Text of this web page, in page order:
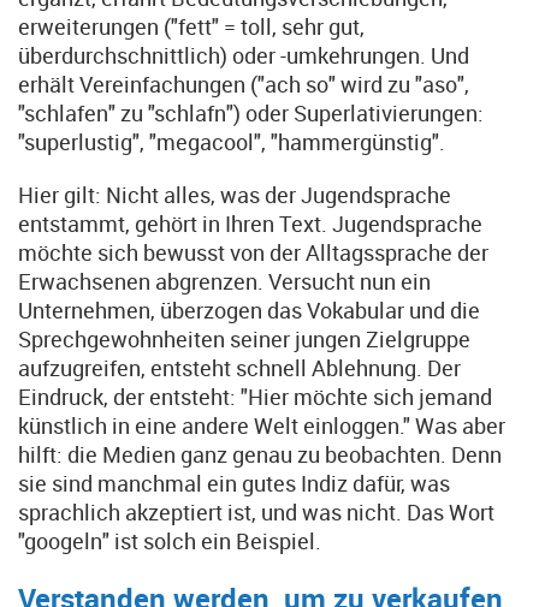
erweiterungen ("fett" = toll, sehr gut,
überdurchschnittlich) oder -umkehrungen. Und
erhält Vereinfachungen ("ach so" wird zu "aso",
"schlafen" zu "schlafn") oder Superlativierungen:
"superlustig", "megacool", "hammergünstig".
Hier gilt: Nicht alles, was der Jugendsprache
entstammt, gehört in Ihren Text. Jugendsprache
möchte sich bewusst von der Alltagssprache der
Erwachsenen abgrenzen. Versucht nun ein
Unternehmen, überzogen das Vokabular und die
Sprechgewohnheiten seiner jungen Zielgruppe
aufzugreifen, entsteht schnell Ablehnung. Der
Eindruck, der entsteht: "Hier möchte sich jemand
künstlich in eine andere Welt einloggen." Was aber
hilft: die Medien ganz genau zu beobachten. Denn
sie sind manchmal ein gutes Indiz dafür, was
sprachlich akzeptiert ist, und was nicht. Das Wort
"googeln" ist solch ein Beispiel.
Verstanden werden, um zu verkaufen